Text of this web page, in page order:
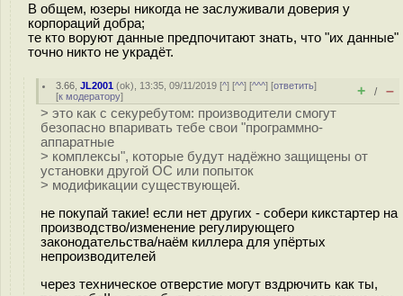
В общем, юзеры никогда не заслуживали доверия у
корпораций добра;
те кто воруют данные предпочитают знать, что "их данные"
точно никто не украдёт.
3.66 ,JL2001 (ok), 13:35, 09/11/2019 [^] [^^] [^^^] [ответить]
[к модератору] + / –
> это как с секуребутом: производители смогут
безопасно впаривать тебе свои "программно-
аппаратные
> комплексы", которые будут надёжно защищены от
установки другой ОС или попыток
> модификации существующей.
не покупай такие! если нет других - собери кикстартер на
производство/изменение регулирующего
законодательства/наём киллера для упёртых
непроизводителей
через техническое отверстие могут вздрючить как ты,